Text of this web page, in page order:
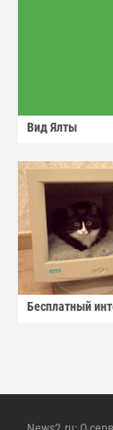
Вид Ялты
Бесплатный